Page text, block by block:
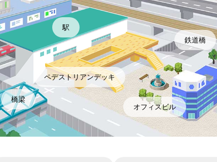
駅
オフィスビル
ペデストリアンデッキ
鉄道橋
橋梁